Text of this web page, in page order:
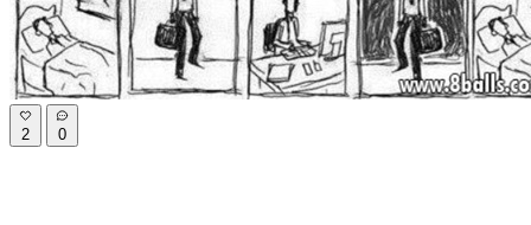
2 0